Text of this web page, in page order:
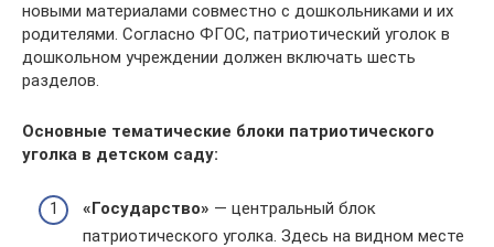
новыми материалами совместно с дошкольниками и их
родителями. Согласно ФГОС, патриотический уголок в
дошкольном учреждении должен включать шесть
разделов.
Основные тематические блоки патриотического
уголка в детском саду:
«Государство» — центральный блок
патриотического уголка. Здесь на видном месте